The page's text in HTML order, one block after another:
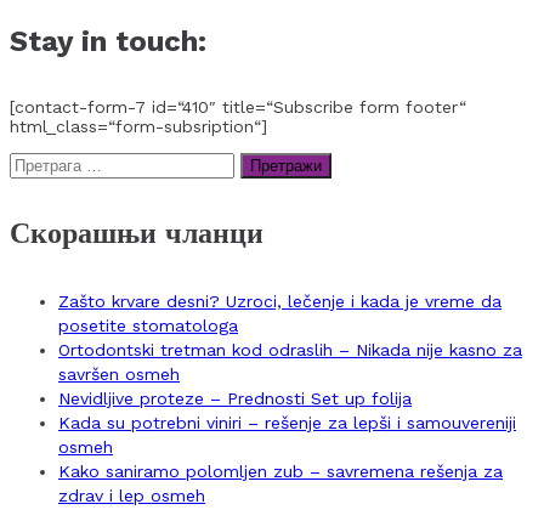
Stay in touch:
[contact-form-7 id=“410″ title=“Subscribe form footer“
html_class=“form-subsription“]
Претрага
за:
Скорашњи чланци
Zašto krvare desni? Uzroci, lečenje i kada je vreme da
posetite stomatologa
Ortodontski tretman kod odraslih – Nikada nije kasno za
savršen osmeh
Nevidljive proteze – Prednosti Set up folija
Kada su potrebni viniri – rešenje za lepši i samouvereniji
osmeh
Kako saniramo polomljen zub – savremena rešenja za
zdrav i lep osmeh